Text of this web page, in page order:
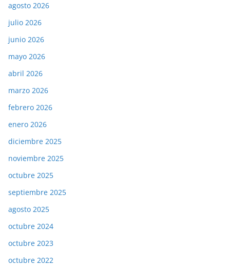
agosto 2026
julio 2026
junio 2026
mayo 2026
abril 2026
marzo 2026
febrero 2026
enero 2026
diciembre 2025
noviembre 2025
octubre 2025
septiembre 2025
agosto 2025
octubre 2024
octubre 2023
octubre 2022